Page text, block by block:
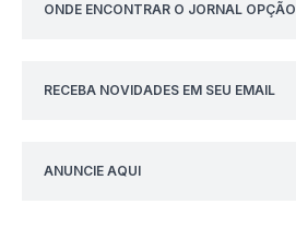
ONDE ENCONTRAR O JORNAL OPÇÃO
RECEBA NOVIDADES EM SEU EMAIL
ANUNCIE AQUI